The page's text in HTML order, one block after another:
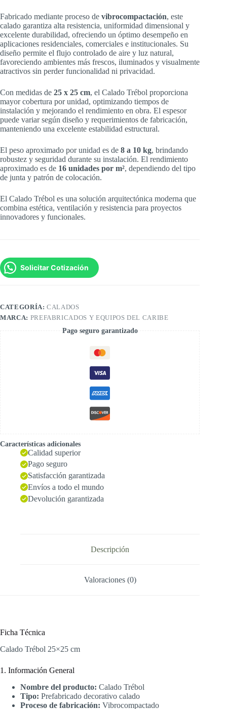
Fabricado mediante proceso de vibrocompactación, este
calado garantiza alta resistencia, uniformidad dimensional y
excelente durabilidad, ofreciendo un óptimo desempeño en
aplicaciones residenciales, comerciales e institucionales. Su
diseño permite el flujo controlado de aire y luz natural,
favoreciendo ambientes más frescos, iluminados y visualmente
atractivos sin perder funcionalidad ni privacidad.
Con medidas de 25 x 25 cm, el Calado Trébol proporciona
mayor cobertura por unidad, optimizando tiempos de
instalación y mejorando el rendimiento en obra. El espesor
puede variar según diseño y requerimientos de fabricación,
manteniendo una excelente estabilidad estructural.
El peso aproximado por unidad es de 8 a 10 kg, brindando
robustez y seguridad durante su instalación. El rendimiento
aproximado es de 16 unidades por m², dependiendo del tipo
de junta y patrón de colocación.
El Calado Trébol es una solución arquitectónica moderna que
combina estética, ventilación y resistencia para proyectos
innovadores y funcionales.
Solicitar Cotización
CATEGORÍA:CALADOS
MARCA: PREFABRICADOS Y EQUIPOS DEL CARIBE
Pago seguro garantizado
Características adicionales
Calidad superior
Pago seguro
Satisfacción garantizada
Envíos a todo el mundo
Devolución garantizada
Descripción
Valoraciones (0)
Ficha Técnica
Calado Trébol 25×25 cm
1. Información General
Nombre del producto: Calado Trébol
Tipo: Prefabricado decorativo calado
Proceso de fabricación: Vibrocompactado